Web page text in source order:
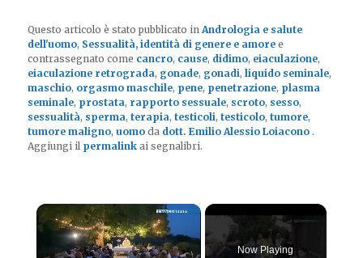
Questo articolo è stato pubblicato inAndrologia e salute
dell'uomo, Sessualità, identità di genere e amore e
contrassegnato come cancro, cause, didimo, eiaculazione,
eiaculazione retrograda, gonade, gonadi,liquido seminale,
maschio, orgasmo maschile, pene, penetrazione, plasma
seminale, prostata, rapporto sessuale, scroto, sesso,
sessualità, sperma,terapia,testicoli,testicolo,tumore,
tumore maligno,uomo da dott. Emilio Alessio Loiacono.
Aggiungi il permalink ai segnalibri.
×
Now Playing